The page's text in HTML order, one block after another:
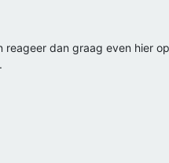
dan graag even hier